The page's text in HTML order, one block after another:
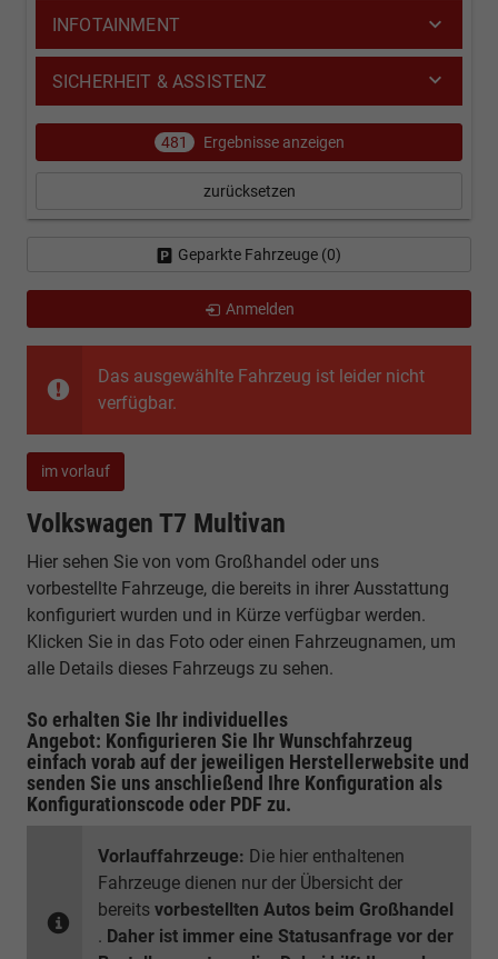
Das ausgewählte Fahrzeug ist leider nicht
verfügbar.
im vorlauf
Volkswagen T7 Multivan
Hier sehen Sie von vom Großhandel oder uns
vorbestellte Fahrzeuge, die bereits in ihrer Ausstattung
konfiguriert wurden und in Kürze verfügbar werden.
Klicken Sie in das Foto oder einen Fahrzeugnamen, um
alle Details dieses Fahrzeugs zu sehen.
So erhalten Sie Ihr individuelles
Angebot: Konfigurieren Sie Ihr Wunschfahrzeug
einfach vorab auf der jeweiligen Herstellerwebsite und
senden Sie uns anschließend Ihre Konfiguration als
Konfigurationscode oder PDF zu.
Vorlauffahrzeuge: Die hier enthaltenen
Fahrzeuge dienen nur der Übersicht der
bereits vorbestellten Autos beim Großhandel
. Daher ist immer eine Statusanfrage vor der
INFOTAINMENT
SICHERHEIT & ASSISTENZ
481 Ergebnisse anzeigen
zurücksetzen
Geparkte Fahrzeuge (0)
Anmelden